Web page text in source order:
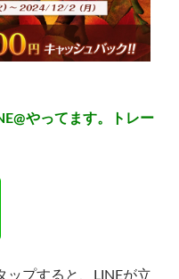
やってます。トレー
ップすると、LINEが立